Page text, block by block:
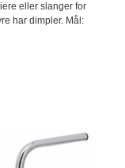
eller slanger for
har dimpler. Mål: